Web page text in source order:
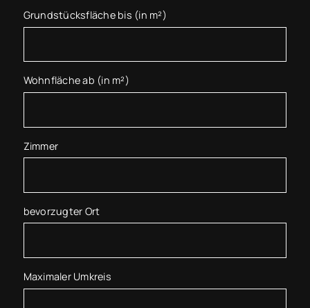
Grundstücksfläche bis (in m²)
Wohnfläche ab (in m²)
Zimmer
bevorzugter Ort
Maximaler Umkreis